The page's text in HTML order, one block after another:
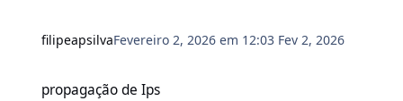
filipeapsilvaFevereiro 2, 2026 em 12:03 Fev 2, 2026
propagação de Ips